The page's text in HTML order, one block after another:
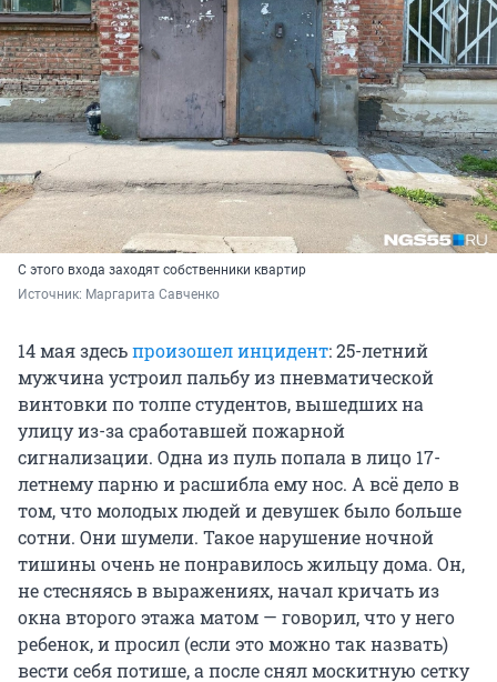
С этого входа заходят собственники квартир
Источник: Маргарита Савченко
14 мая здесьпроизошел инцидент: 25-летний
мужчина устроил пальбу из пневматической
винтовки по толпе студентов, вышедших на
улицу из-за сработавшей пожарной
сигнализации. Одна из пуль попала в лицо 17-
летнему парню и расшибла ему нос. А всё дело в
том, что молодых людей и девушек было больше
сотни. Они шумели. Такое нарушение ночной
тишины очень не понравилось жильцу дома. Он,
не стесняясь в выражениях, начал кричать из
окна второго этажа матом — говорил, что у него
ребенок, и просил (если это можно так назвать)
вести себя потише, а после снял москитную сетку